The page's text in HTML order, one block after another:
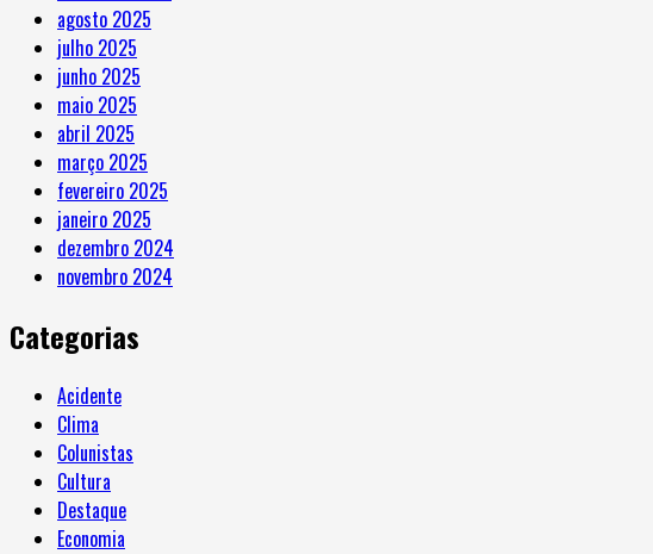
agosto 2025
julho 2025
junho 2025
maio 2025
abril 2025
março 2025
fevereiro 2025
janeiro 2025
dezembro 2024
novembro 2024
Categorias
Acidente
Clima
Colunistas
Cultura
Destaque
Economia